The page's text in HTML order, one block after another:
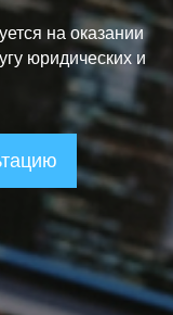
на оказании
юридических и